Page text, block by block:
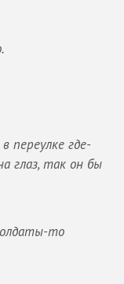
переулке где-
глаз, так он бы
то